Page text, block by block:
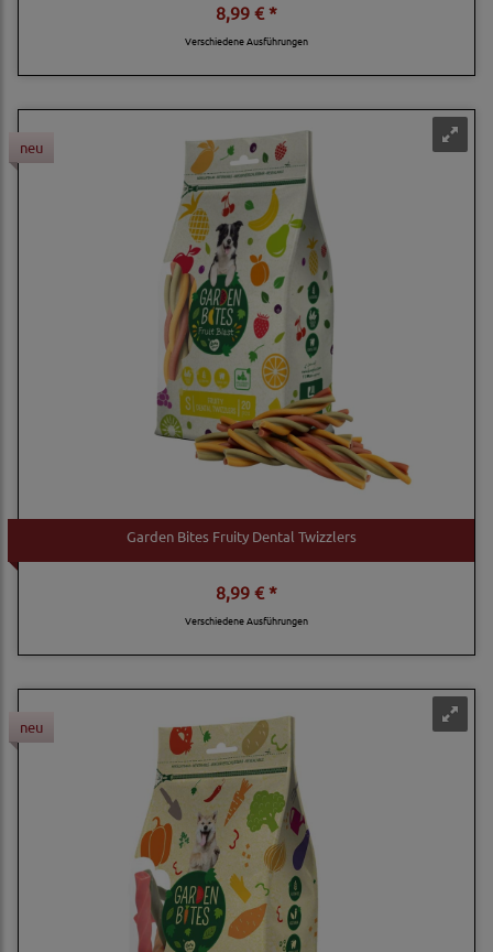
8,99 € *
Verschiedene Ausführungen
neu
Garden Bites Fruity Dental Twizzlers
8,99 € *
Verschiedene Ausführungen
neu